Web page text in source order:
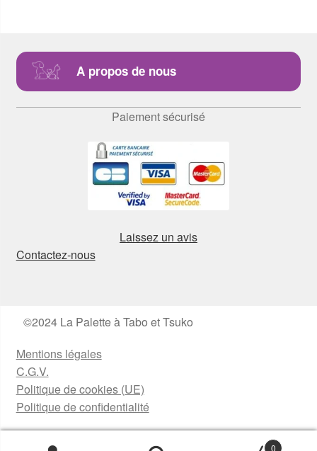
A propos de nous
Paiement sécurisé
Laissez un avis
Contactez-nous
0
©2024 La Palette à Tabo et Tsuko
Mentions légales
C.G.V.
Politique de cookies (UE)
Politique de confidentialité